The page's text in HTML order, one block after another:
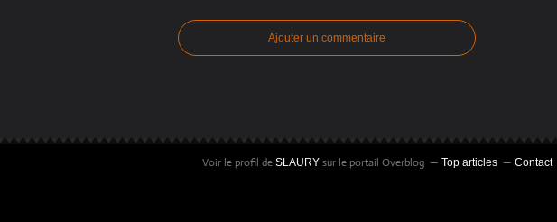
Ajouter un commentaire
Voir le profil de SLAURY sur le portail Overblog Top articles Contact